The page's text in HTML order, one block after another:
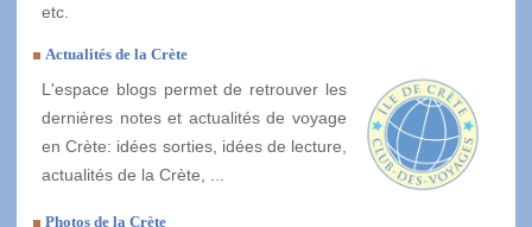
etc.
Actualités de la Crète
L'espace blogs permet de retrouver les
dernières notes et actualités de voyage
en Crète: idées sorties, idées de lecture,
actualités de la Crète, ...
Photos de la Crète